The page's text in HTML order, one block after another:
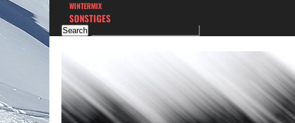
WINTERMIX
SONSTIGES